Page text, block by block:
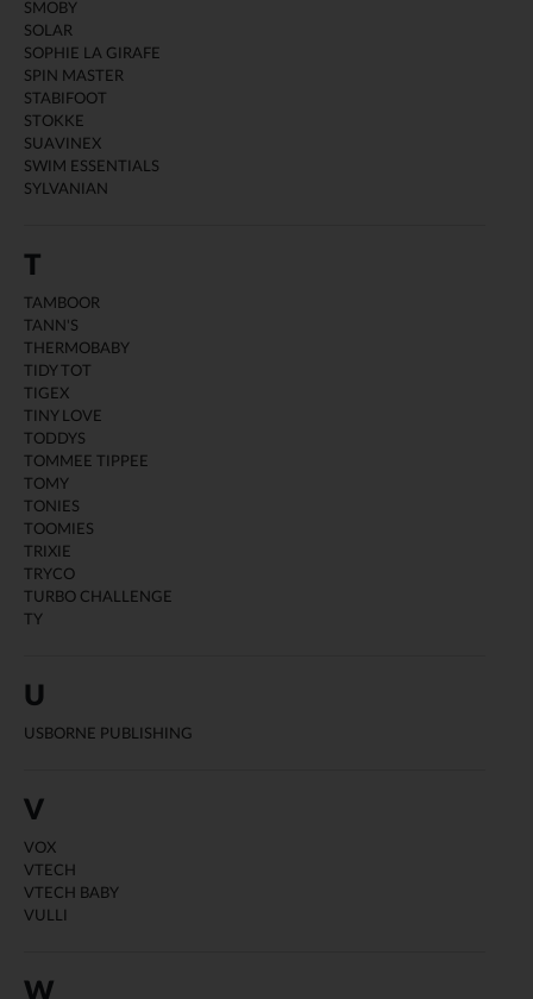
SMOBY
SOLAR
SOPHIE LA GIRAFE
SPIN MASTER
STABIFOOT
STOKKE
SUAVINEX
SWIM ESSENTIALS
SYLVANIAN
T
TAMBOOR
TANN'S
THERMOBABY
TIDY TOT
TIGEX
TINY LOVE
TODDYS
TOMMEE TIPPEE
TOMY
TONIES
TOOMIES
TRIXIE
TRYCO
TURBO CHALLENGE
TY
U
USBORNE PUBLISHING
V
VOX
VTECH
VTECH BABY
VULLI
W